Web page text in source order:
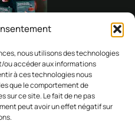
nous utilisons des technologies
ou accéder aux informations
à ces technologies nous
que le comportement de
sur ce site. Le fait de ne pas
peut avoir un effet négatif sur